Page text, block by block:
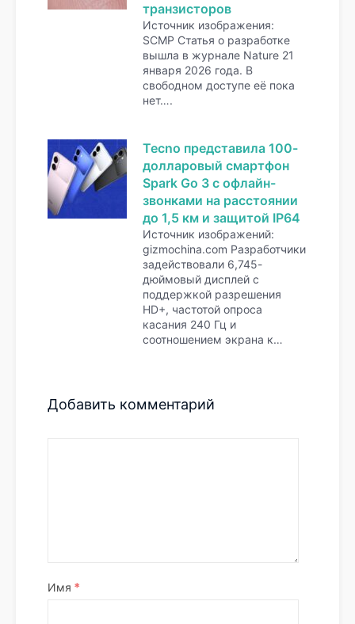
транзисторов
Источник изображения:
SCMP Статья о разработке
вышла в журнале Nature 21
января 2026 года. В
свободном доступе её пока
нет….
Tecno представила 100-
долларовый смартфон
Spark Go 3 с офлайн-
звонками на расстоянии
до 1,5 км и защитой IP64
Источник изображений:
gizmochina.com Разработчики
задействовали 6,745-
дюймовый дисплей с
поддержкой разрешения
HD+, частотой опроса
касания 240 Гц и
соотношением экрана к…
Добавить комментарий
Имя *